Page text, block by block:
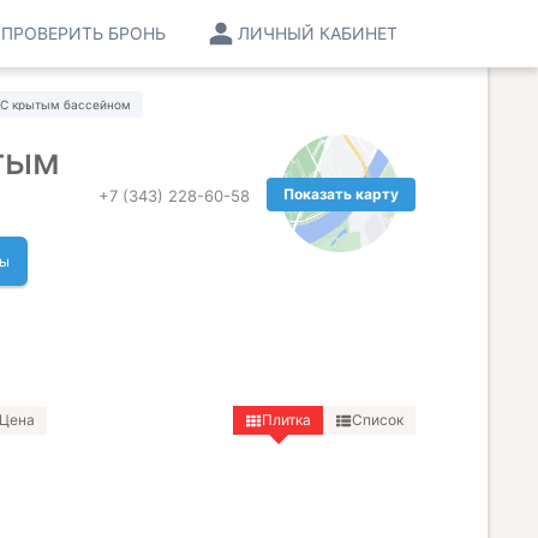
ЛИЧНЫЙ КАБИНЕТ
ПРОВЕРИТЬ БРОНЬ
С крытым бассейном
Показать карту
+7 (343) 228-60-58
Цена Плитка Список